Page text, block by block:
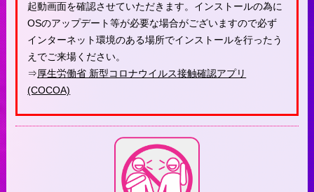
起動画面を確認させていただきます。インストールの為に
OSのアップデート等が必要な場合がございますので必ず
インターネット環境のある場所でインストールを行ったう
えでご来場ください。
⇒厚生労働省 新型コロナウイルス接触確認アプリ
(COCOA)